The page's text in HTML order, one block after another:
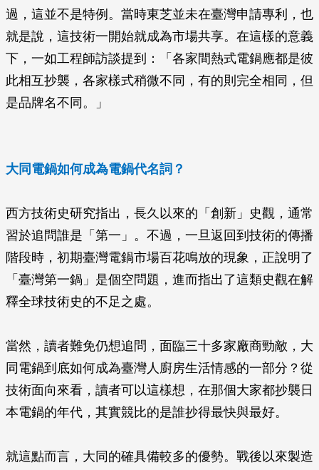
過，這並不是特例。當時東芝並未在臺灣申請專利，也
就是說，這技術一開始就成為市場共享。在這樣的意義
下，一如工程師訪談提到：「各家間熱式電鍋應都是彼
此相互抄襲，各家樣式稍微不同，有的則完全相同，但
是品牌名不同。」
大同電鍋如何成為電鍋代名詞？
西方技術史研究指出，長久以來的「創新」史觀，通常
習於追問誰是「第一」。不過，一旦返回到技術的傳播
階段時，初期臺灣電鍋市場百花鳴放的現象，正說明了
「臺灣第一鍋」是個空問題，進而指出了這類史觀在解
釋全球技術史的不足之處。
當然，讀者難免仍想追問，面臨三十多家廠商勁敵，大
同電鍋到底如何成為臺灣人廚房生活情感的一部分？從
技術面向來看，讀者可以這樣想，在那個大家都抄襲日
本電鍋的年代，其實競比的是誰抄得最快與最好。
就這點而言，大同的確具備較多的優勢。戰後以來製造